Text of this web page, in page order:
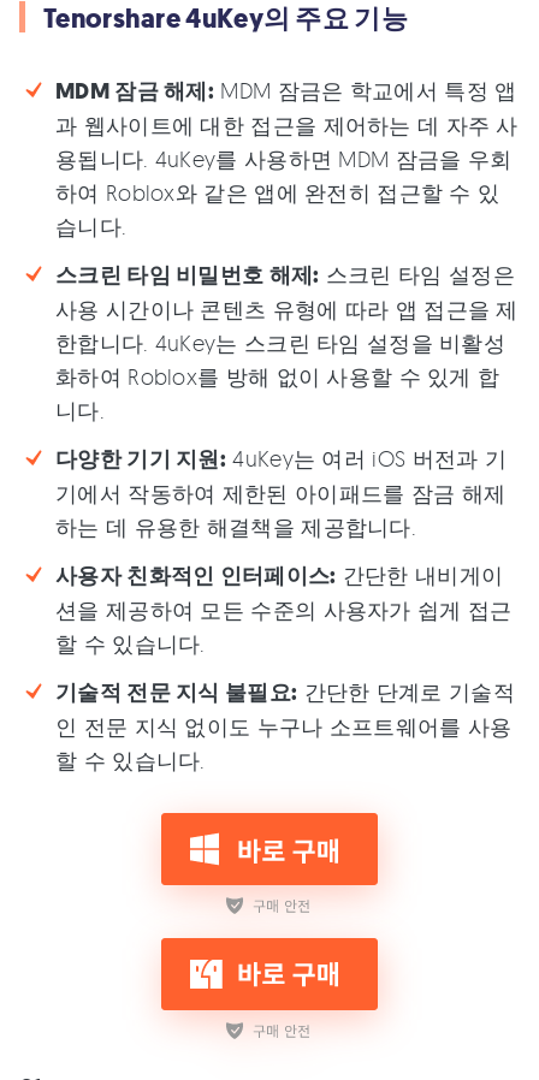
Tenorshare 4uKey의 주요 기능
MDM 잠금 해제: MDM 잠금은 학교에서 특정 앱
과 웹사이트에 대한 접근을 제어하는 데 자주 사
용됩니다. 4uKey를 사용하면 MDM 잠금을 우회
하여 Roblox와 같은 앱에 완전히 접근할 수 있
습니다.
스크린 타임 비밀번호 해제: 스크린 타임 설정은
사용 시간이나 콘텐츠 유형에 따라 앱 접근을 제
한합니다. 4uKey는 스크린 타임 설정을 비활성
화하여 Roblox를 방해 없이 사용할 수 있게 합
니다.
다양한 기기 지원: 4uKey는 여러 iOS 버전과 기
기에서 작동하여 제한된 아이패드를 잠금 해제
하는 데 유용한 해결책을 제공합니다.
사용자 친화적인 인터페이스: 간단한 내비게이
션을 제공하여 모든 수준의 사용자가 쉽게 접근
할 수 있습니다.
기술적 전문 지식 불필요: 간단한 단계로 기술적
인 전문 지식 없이도 누구나 소프트웨어를 사용
할 수 있습니다.